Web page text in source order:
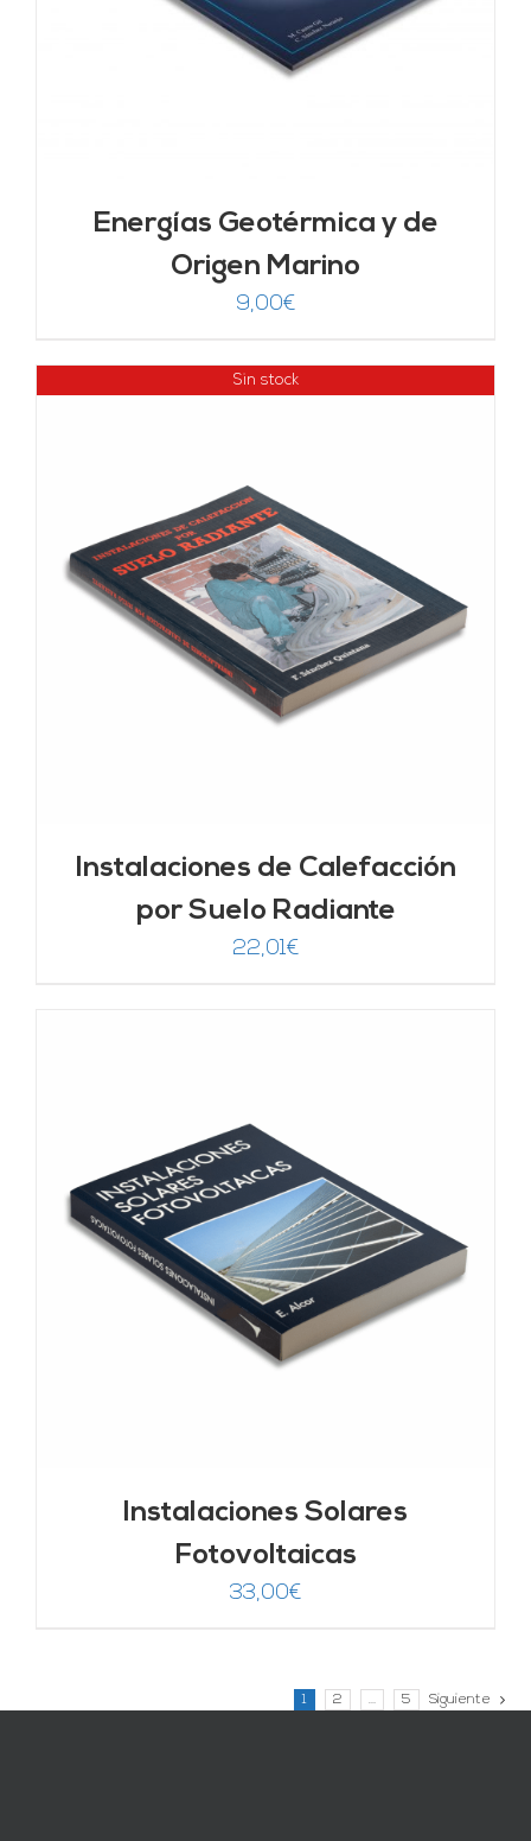
Energías Geotérmica y de
Origen Marino
9,00€
Sin stock
Instalaciones de Calefacción
por Suelo Radiante
22,01€
Instalaciones Solares
Fotovoltaicas
33,00€
1 2 … 5 Siguiente